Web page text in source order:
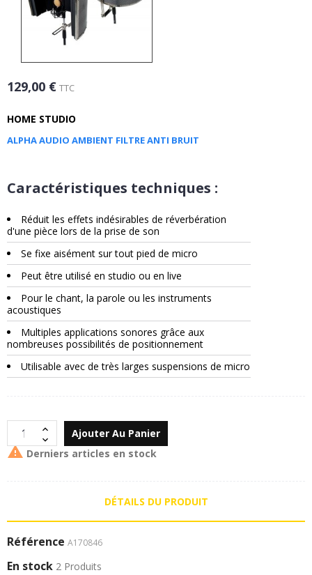
129,00 € TTC
HOME STUDIO
ALPHA AUDIO AMBIENT FILTRE ANTI BRUIT
Caractéristiques techniques :
Réduit les effets indésirables de réverbération
d'une pièce lors de la prise de son
Se fixe aisément sur tout pied de micro
Peut être utilisé en studio ou en live
Pour le chant, la parole ou les instruments
acoustiques
Multiples applications sonores grâce aux
nombreuses possibilités de positionnement
Utilisable avec de très larges suspensions de micro
Ajouter Au Panier
 Derniers articles en stock
DÉTAILS DU PRODUIT
Référence A170846
En stock 2 Produits